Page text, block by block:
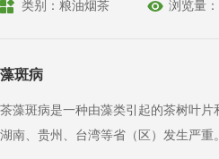
类别：粮油烟茶 浏览量
藻斑病
茶藻斑病是一种由藻类引起的茶树叶
湖南、贵州、台湾等省（区）发生严